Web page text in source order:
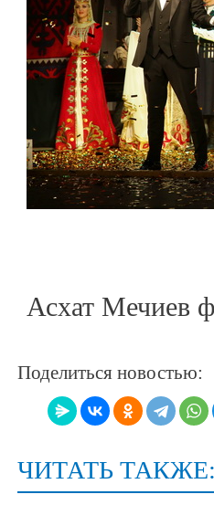
Асхат Мечиев
Поделиться новостью:
ЧИТАТЬ ТАКЖЕ: